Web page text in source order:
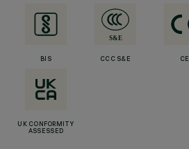
BIS CCC S&E CE
UK CONFORMITY
ASSESSED